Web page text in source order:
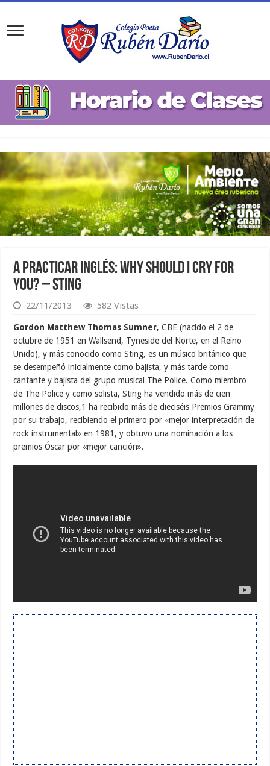
A practicar inglés: Why should I cry for
you? – Sting
22/11/2013 582 Vistas
Gordon Matthew Thomas Sumner, CBE (nacido el 2 de
octubre de 1951 en Wallsend, Tyneside del Norte, en el Reino
Unido), y más conocido como Sting, es un músico británico que
se desempeñó inicialmente como bajista, y más tarde como
cantante y bajista del grupo musical The Police. Como miembro
de The Police y como solista, Sting ha vendido más de cien
millones de discos,1 ha recibido más de dieciséis Premios Grammy
por su trabajo, recibiendo el primero por «mejor interpretación de
rock instrumental» en 1981, y obtuvo una nominación a los
premios Óscar por «mejor canción».